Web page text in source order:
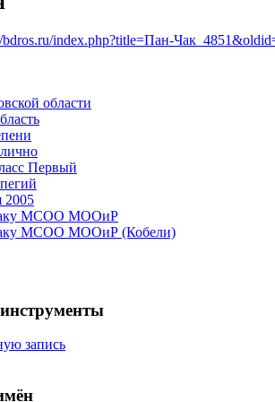
bdros.ru/index.php?title=Пан-
области
Первый
2005
МСОО МООиР
МСОО МООиР (Кобели)
запись